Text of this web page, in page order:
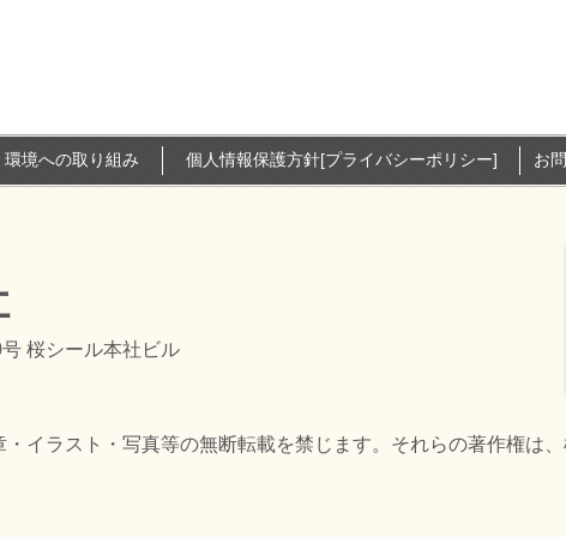
境への取り組み 個人情報保護方針[プライバシーポリシー] お
桜シール本社ビル
イラスト・写真等の無断転載を禁じます。それらの著作権は